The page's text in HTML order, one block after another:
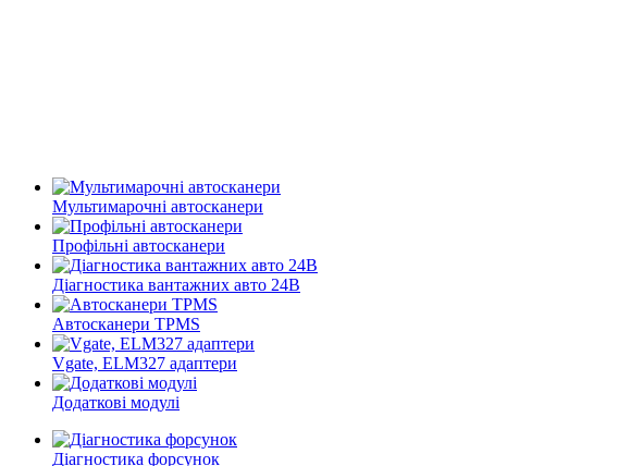
Мультимарочні автосканери
Профільні автосканери
Діагностика вантажних авто 24В
Автосканери TPMS
Vgate, ELM327 адаптери
Додаткові модулі
Діагностика форсунок